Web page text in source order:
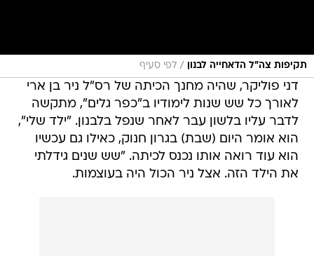
תקיפות צה״ל הדאחייה לבנון / לפי סעיף
דני פוליקר, שהיה מחנך הכיתה של רס"ל ניר בן ארי
לאורך כל שש שנות לימודיו ב"כפר גלים", מתקשה
לדבר עליו בלשון עבר לאחר שנפל בלבנון. "ילד שלי",
הוא אומר היום (שבת) בגרון חנוק, כאילו גם עכשיו
הוא עוד רואה אותו נכנס לכיתה. "שש שנים גידלתי
את הילד הזה. אצל ניר הכול היה בעוצמות.